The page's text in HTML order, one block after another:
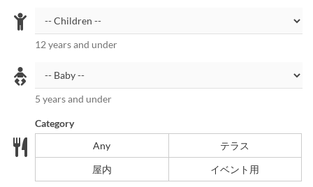
12 years and under
5 years and under
Category
Any
テラス
屋内
イベント用